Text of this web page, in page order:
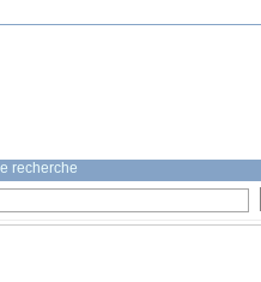
recherche